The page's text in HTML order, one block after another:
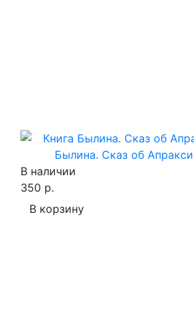
Былина. Сказ об
В наличии
350 р.
В корзину